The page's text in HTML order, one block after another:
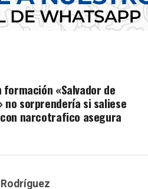
formación «Salvador de
no sorprendería si saliese
narcotrafico asegura